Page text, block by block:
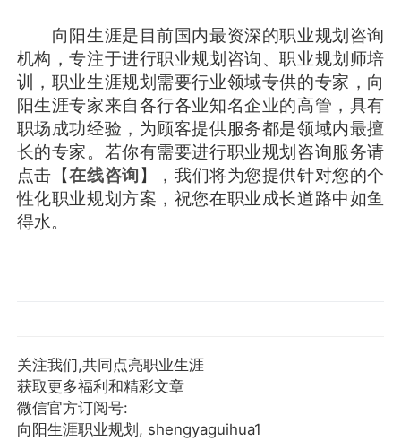
向阳生涯是目前国内最资深的职业规划咨询
机构，专注于进行职业规划咨询、职业规划师培
训，职业生涯规划需要行业领域专供的专家，向
阳生涯专家来自各行各业知名企业的高管，具有
职场成功经验，为顾客提供服务都是领域内最擅
长的专家。若你有需要进行职业规划咨询服务请
点击【在线咨询】，我们将为您提供针对您的个
性化职业规划方案，祝您在职业成长道路中如鱼
得水。
关注我们,共同点亮职业生涯
获取更多福利和精彩文章
微信官方订阅号:
向阳生涯职业规划, shengyaguihua1